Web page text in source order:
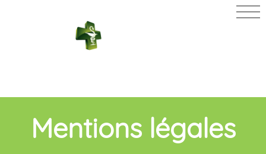
Mentions légales